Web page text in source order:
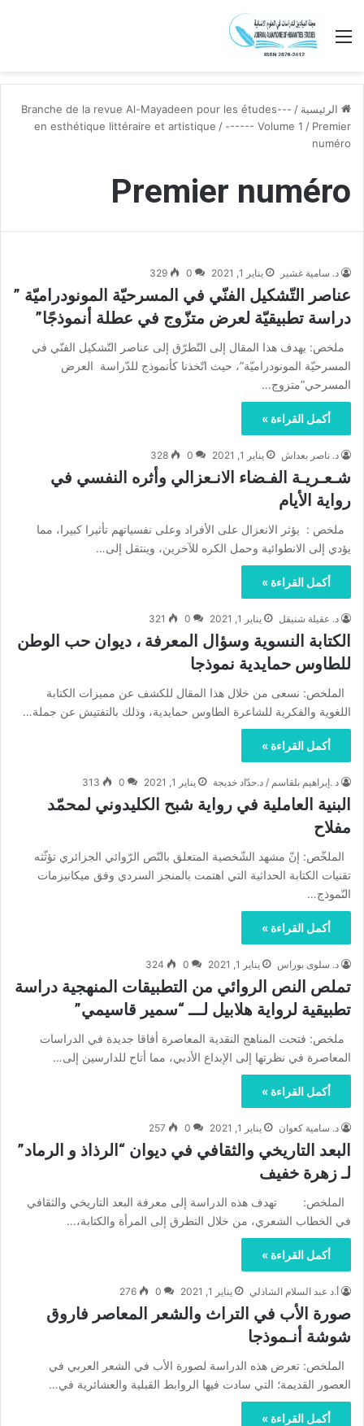
القائمة
الرئيسية /
---Branche de la revue Al-Mayadeen pour les études
en esthétique littéraire et artistique / ------ Volume 1 / Premier
numéro
Premier numéro
د. سامية غشير يناير 1, 2021 0
329
عناصر التّشكيل الفنّي في المسرحيّة المونودراميّة ”
دراسة تطبيقيّة لعرض متزّوج في عطلة أنموذجًا”
ملخص: يهدف هذا المقال إلى التّطرّق إلى عناصر التّشكيل الفنّي في
المسرحيّة المونودراميّة”، حيث اتّخذنا كأنموذج للدّراسة العرض
المسرحي”متزوج…
أكمل القراءة »
د. ناصر بعداش يناير 1, 2021 0
328
شـعـريـة الفـضاء الانـعزالي وأثره النفسي في
رواية الأيام
ملخص : يؤثر الانعزال على الأفراد وعلى نفسياتهم تأثيرا كبيرا، مما
يؤدي إلى الانطوائية وحمل الكره للآخرين، وينتقل إلى…
أكمل القراءة »
د. عقيلة شنيقل يناير 1, 2021 0
321
الكتابة النسوية وسؤال المعرفة ، ديوان حب الوطن
للطاوس حمايدية نموذجا
الملخص: نسعى من خلال هذا المقال للكشف عن مميزات الكتابة
اللغوية والفكرية للشاعرة الطاوس حمايدية، وذلك بالتفتيش عن جملة…
أكمل القراءة »
د .إبراهيم بلقاسم / د.حدّاد خديجة يناير 1, 2021 0
313
البنية العاملية في رواية شبح الكليدوني لمحمّد
مفلاح
الملخّص: إنّ مشهد الشّخصية المتعلق بالنّص الرّوائي الجزائري تؤثّثه
تقنيات الكتابة الحداثية التي اهتمت بالمنجز السردي وفق ميكانيزمات
النّموذج…
أكمل القراءة »
د. سلوى بوراس يناير 1, 2021 0
324
تملص النص الروائي من التطبيقات المنهجية دراسة
تطبيقية لرواية هلابيل لـــ “سمير قاسيمي”
ملخص: فتحت المناهج النقدية المعاصرة أفاقا جديدة في الدراسات
المعاصرة في نظرتها إلى الإبداع الأدبي، مما أتاح للدارسين إلى…
أكمل القراءة »
د. سامية كعوان يناير 1, 2021 0
257
البعد التاريخي والثقافي في ديوان “الرذاذ و الرماد”
لـ زهرة خفيف
الملخص: تهدف هذه الدراسة إلى معرفة البعد التاريخي والثقافي
في الخطاب الشعري، من خلال التطرق إلى المرأة والكتابة،…
أكمل القراءة »
أ.د عبد السلام الشاذلي يناير 1, 2021 0
276
صورة الأب في التراث والشعر المعاصر فاروق
شوشة أنـموذجا
الملخص: تعرض هذه الدراسة لصورة الأب في الشعر العربي في
العصور القديمة؛ التي سادت فيها الروابط القبلية والعشائرية في…
أكمل القراءة »